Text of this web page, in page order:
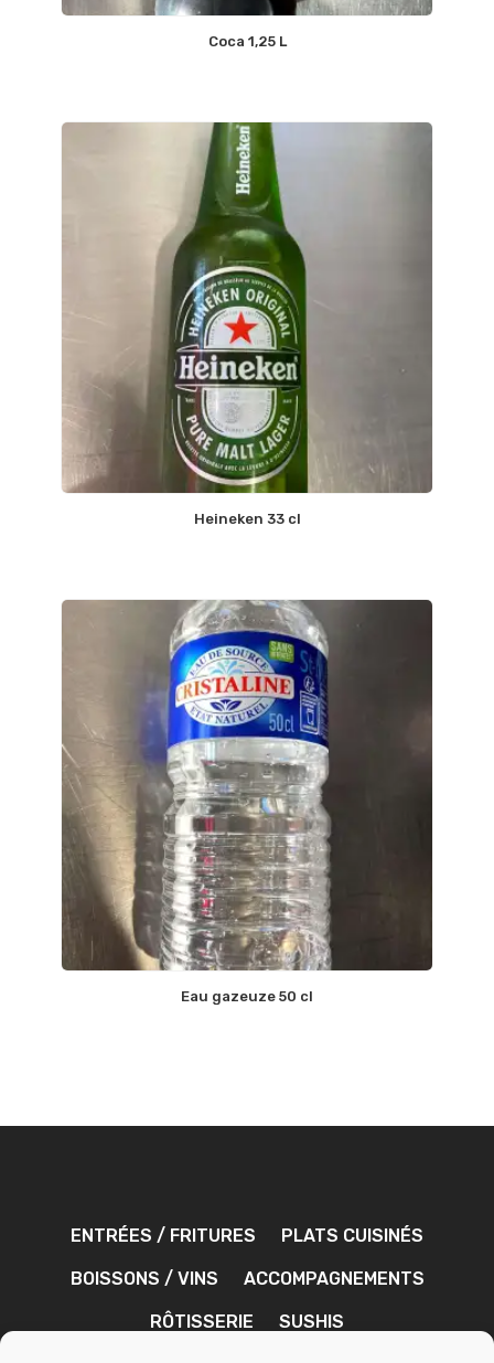
Coca 1,25 L
Heineken 33 cl
Eau gazeuze 50 cl
ENTRÉES / FRITURES PLATS CUISINÉS
BOISSONS / VINS ACCOMPAGNEMENTS
RÔTISSERIE SUSHIS